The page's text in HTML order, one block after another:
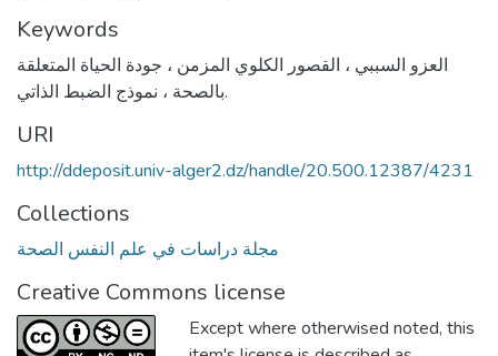
Keywords
العزو السببي ، القصور الكلوي المزمن ، جودة الحياة المتعلقة
بالصحة ، نموذج الضبط الذاتي.
URI
http://ddeposit.univ-alger2.dz/handle/20.500.12387/4231
Collections
مجلة دراسات في علم النفس الصحة
Creative Commons license
Except where otherwised noted, this